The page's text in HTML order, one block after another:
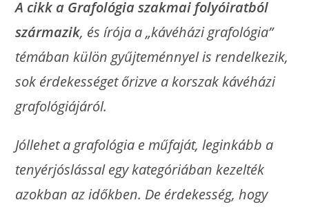
A cikk a Grafológia szakmai folyóiratból
származik, és írója a „kávéházi grafológia”
témában külön gyűjteménnyel is rendelkezik,
sok érdekességet őrizve a korszak kávéházi
grafológiájáról.
Jóllehet a grafológia e műfaját, leginkább a
tenyérjóslással egy kategóriában kezelték
azokban az időkben. De érdekesség, hogy